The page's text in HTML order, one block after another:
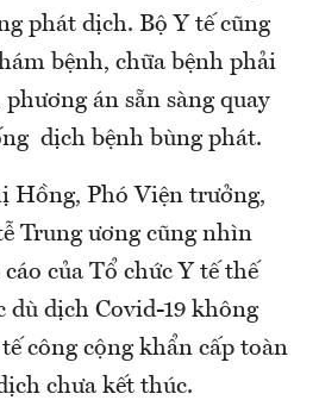
phát dịch. Bộ Y tế cũng
bệnh, chữa bệnh phải
án sẵn sàng quay
dịch bệnh bùng phát.
Hồng, Phó Viện trưởng,
Trung ương cũng nhìn
của Tổ chức Y tế thế
dù dịch Covid-19 không
công cộng khẩn cấp toàn
chưa kết thúc.